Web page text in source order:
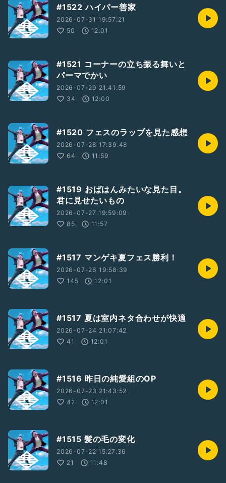
#1522 ハイパー善家
2026-07-31 19:57:21
50
12:01
#1521 コーナーの立ち振る舞いと
パーマでかい
2026-07-29 21:41:59
34
12:00
#1520 フェスのラップを見た感想
2026-07-28 17:39:48
64
11:59
#1519 おばはんみたいな見た目。
君に見せたいもの
2026-07-27 19:59:09
85
11:57
#1517 マンゲキ夏フェス勝利！
2026-07-26 19:58:39
145
12:01
#1517 夏は室内ネタ合わせが快適
2026-07-24 21:07:42
41
12:01
#1516 昨日の純愛組のOP
2026-07-23 21:43:52
42
12:01
#1515 髪の毛の変化
2026-07-22 15:27:36
21
11:48